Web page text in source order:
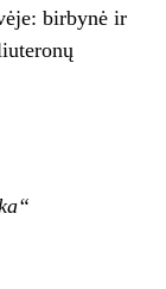
birbynė ir